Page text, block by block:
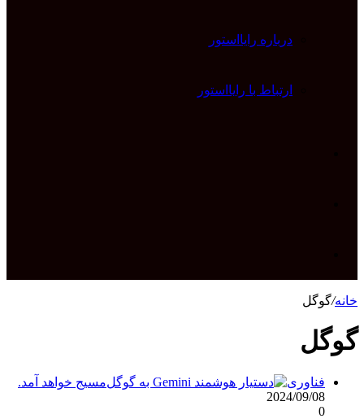
درباره رایااستور
ارتباط با رایااستور
برای خانه/گوگل
گوگل
فناوری
2024/09/08
0